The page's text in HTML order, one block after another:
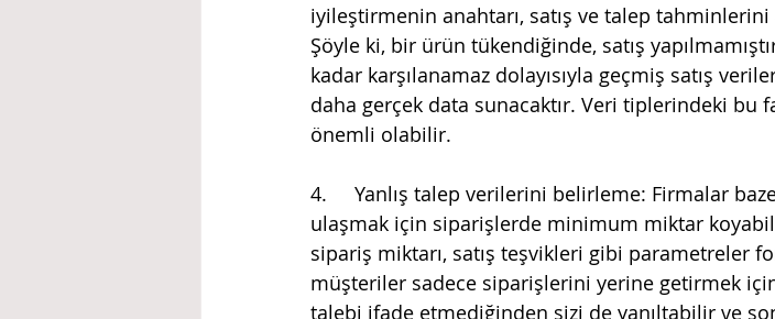
iyileştirmenin anahtarı, satış ve talep
Şöyle ki, bir ürün tükendiğinde, satış
kadar karşılanamaz dolayısıyla geçmiş satış
daha gerçek data sunacaktır. Veri tiplerindeki bu
önemli olabilir.
4.	Yanlış talep verilerini belirleme: Firmalar bazen arzu ettikleri satış noktasına
ulaşmak için siparişlerde minimum miktar
sipariş miktarı, satış teşvikleri gibi parametreler
müşteriler sadece siparişlerini yerine getirmek
talebi ifade etmediğinden sizi de yanıltabilir ve